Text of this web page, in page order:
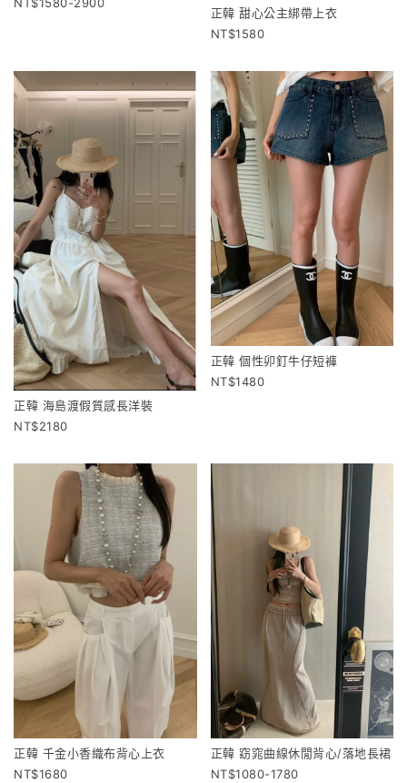
正韓 甜心公主綁帶上衣
1580
正韓 海島渡假質感長洋裝
2180
正韓 個性卯釘牛仔短褲
1480
正韓 千金小香織布背心上衣
1680
正韓 窈窕曲線休閒背心/落地長裙
1080-1780